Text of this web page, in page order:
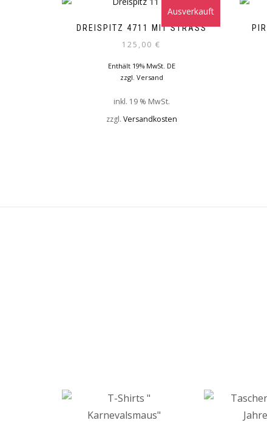
DREISPITZ 4711 MIT STRASS
125,00€
Enthält 19% MwSt. DE
zzgl. Versand
Ausverkauft
inkl. 19 % MwSt.
zzgl. Versandkosten